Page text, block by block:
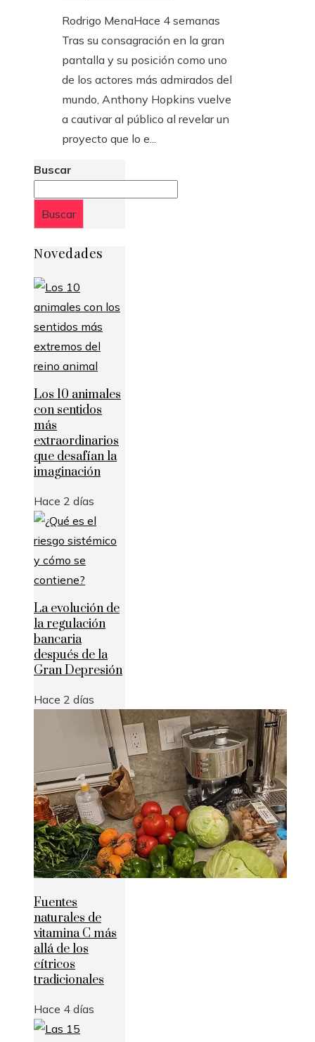
Rodrigo MenaHace 4 semanas
Tras su consagración en la gran
pantalla y su posición como uno
de los actores más admirados del
mundo, Anthony Hopkins vuelve
a cautivar al público al revelar un
proyecto que lo e...
Buscar
Buscar
Novedades
Los 10 animales
con sentidos
más
extraordinarios
que desafían la
imaginación
Hace 2 días
La evolución de
la regulación
bancaria
después de la
Gran Depresión
Hace 2 días
Fuentes
naturales de
vitamina C más
allá de los
cítricos
tradicionales
Hace 4 días